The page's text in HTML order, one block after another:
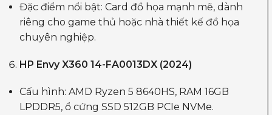
Đặc điểm nổi bật: Card đồ họa mạnh mẽ, dành
riêng cho game thủ hoặc nhà thiết kế đồ họa
chuyên nghiệp.
HP Envy X360 14-FA0013DX (2024)
Cấu hình: AMD Ryzen 5 8640HS, RAM 16GB
LPDDR5, ổ cứng SSD 512GB PCIe NVMe.